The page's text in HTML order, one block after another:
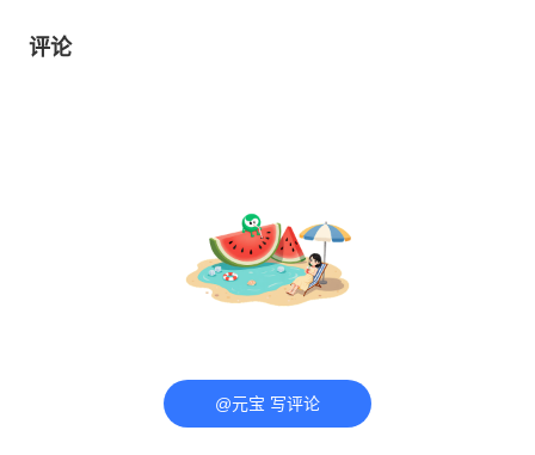
评论
@元宝 写评论